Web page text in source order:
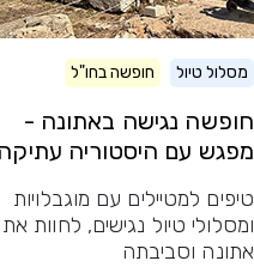
מסלול טיול חופשה בחו"ל
חופשה נגישה באתונה -
מפגש עם היסטוריה
טיפים למטיילים עם מוגבלויות
ומסלולי טיול נגישים, לחוות את
אתונה וסביבתה